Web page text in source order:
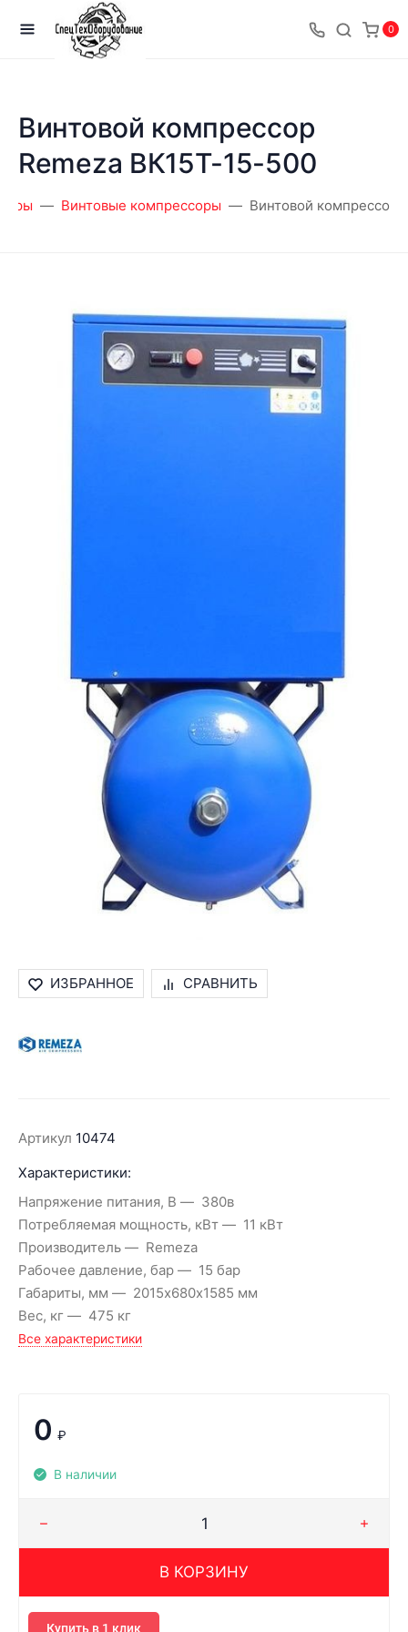
0
Винтовой компрессор
Remeza ВК15Т-15-500
Винтовые компрессоры Винтовой компрессор
ИЗБРАННОЕ СРАВНИТЬ
Артикул 10474
Характеристики:
Напряжение питания, В
380в
Потребляемая мощность, кВт
11 кВт
Производитель
Remeza
Рабочее давление, бар
15 бар
Габариты, мм
2015х680х1585 мм
Вес, кг
475 кг
Все характеристики
0 ₽
В наличии
В КОРЗИНУ
Купить в 1 клик